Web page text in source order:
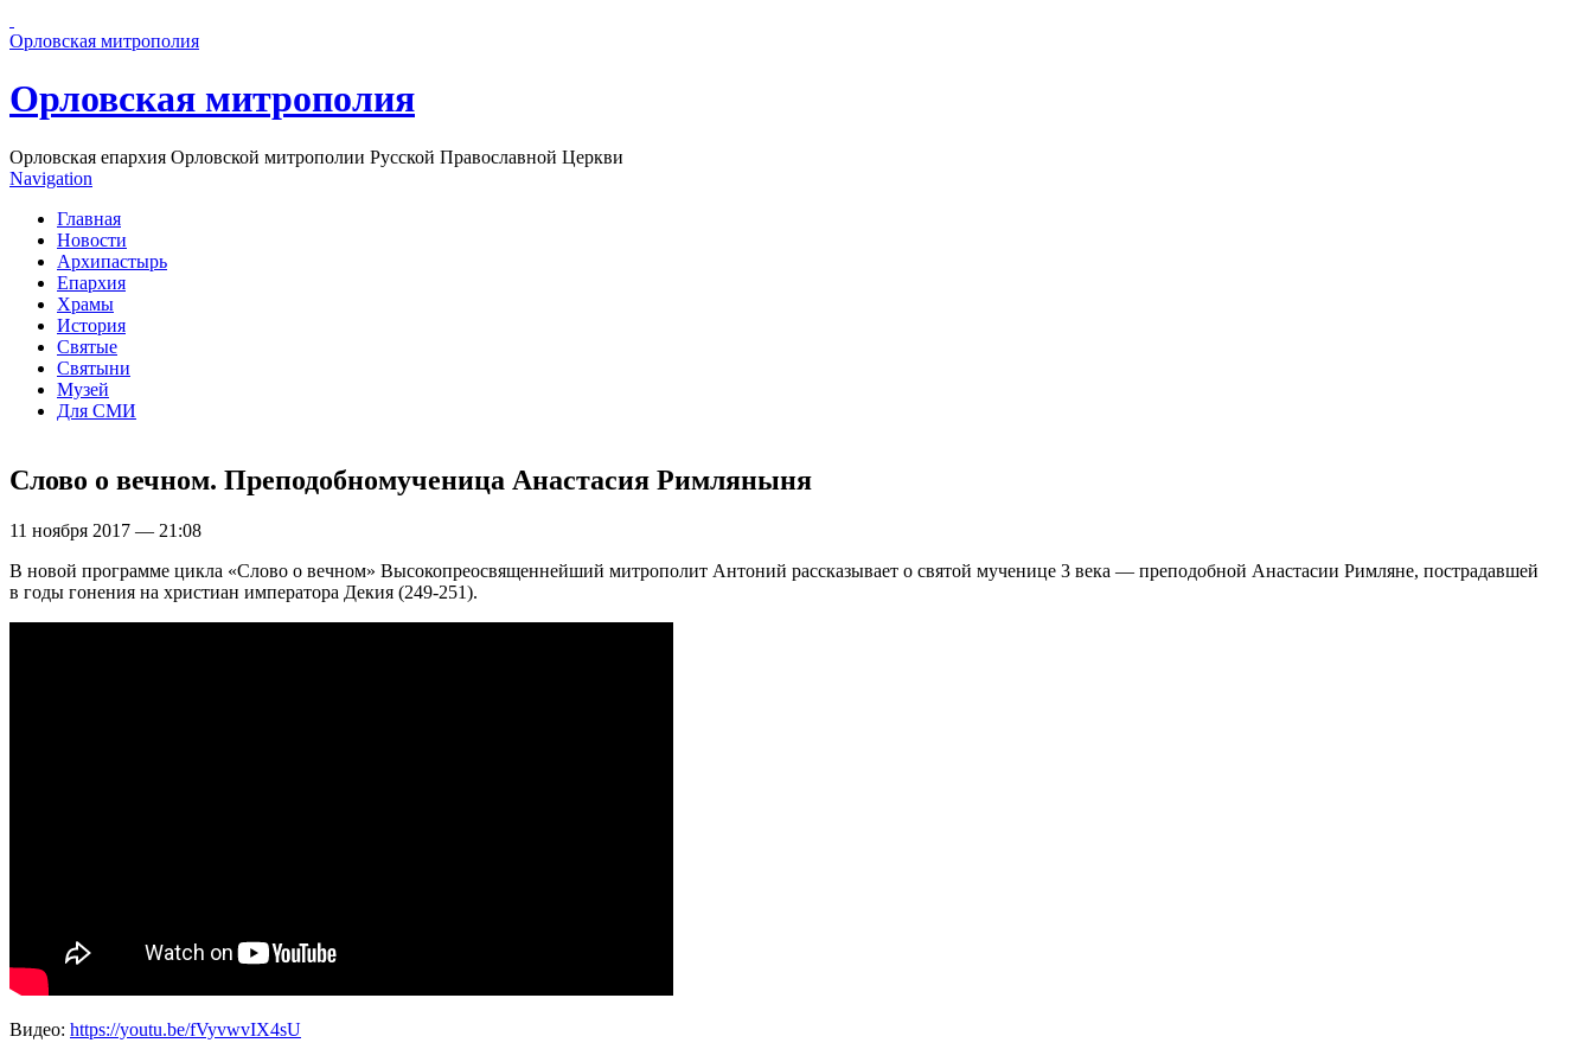
Орловская митрополия
Орловская митрополия
Орловская епархия Орловской митрополии Русской Православной Церкви
Navigation
Главная
Новости
Архипастырь
Епархия
Храмы
История
Святые
Святыни
Музей
Для СМИ
Слово о вечном. Преподобномученица Анастасия Римляныня
11 ноября 2017 — 21:08
В новой программе цикла «Слово о вечном» Высокопреосвященнейший митрополит Антоний рассказывает о святой мученице 3 века — преподобной Анастасии Римляне, пострадавшей
в годы гонения на христиан императора Декия (249-251).
Видео: https://youtu.be/fVyvwvIX4sU